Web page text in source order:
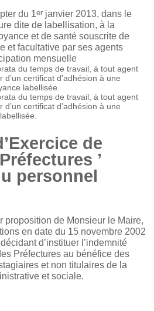
du 1er janvier 2013, dans le
dite de labellisation, à la
et de santé souscrite de
et facultative par ses agents
mensuelle
du temps de travail, à tout agent
d’un certificat d’adhésion à une
labellisée.
du temps de travail, à tout agent
d’un certificat d’adhésion à une
de
’
personnel
proposition de Monsieur le Maire,
en date du 15 novembre 2002
d’instituer l’indemnité
Préfectures au bénéfice des
et non titulaires de la
et sociale.